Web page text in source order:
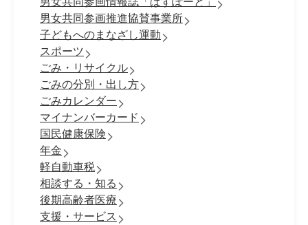
男女共同参画推進協賛事業所
子どもへのまなざし運動
スポーツ
ごみ・リサイクル
ごみの分別・出し方
ごみカレンダー
マイナンバーカード
国民健康保険
年金
軽自動車税
相談する・知る
後期高齢者医療
支援・サービス